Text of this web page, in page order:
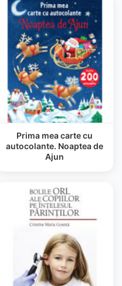
Prima mea carte cu
autocolante. Noaptea de
Ajun